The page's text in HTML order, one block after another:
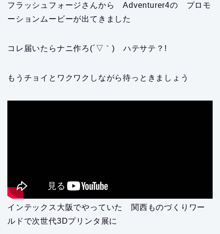
フラッシュフォージさんから Adventurer4の プロモ
ーションムービーが出てきました
コレ届いたらナニ作ろ(´▽｀) ハテサテ？!
もうチョイとワクワクしながら待っときましょう
インテックス大阪でやっていた 関西ものづくりワー
ルドで次世代3Dプリンタ展に